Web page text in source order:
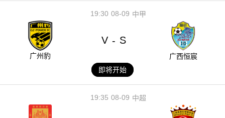
08-09
19:30 中甲
广州豹
V - S
广西恒宸
即将开始
08-09
19:35 中超